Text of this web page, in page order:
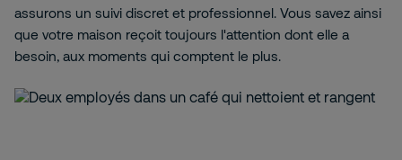
assurons un suivi discret et professionnel. Vous savez ainsi
que votre maison reçoit toujours l'attention dont elle a
besoin, aux moments qui comptent le plus.